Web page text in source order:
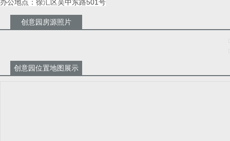
办公地点：徐汇区吴中东路501号
创意园房源照片
创意园位置地图展示